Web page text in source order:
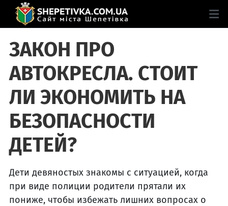
ЗАКОН ПРО
АВТОКРЕСЛА. СТОИТ
ЛИ ЭКОНОМИТЬ НА
БЕЗОПАСНОСТИ
ДЕТЕЙ?
Дети девяностых знакомы с ситуацией, когда
при виде полиции родители прятали их
пониже, чтобы избежать лишних вопросах о